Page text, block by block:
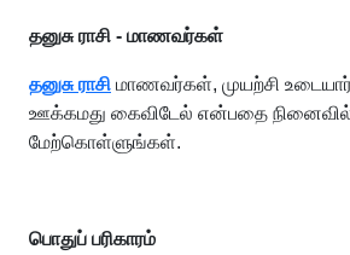
தனுசு ராசி - மாணவர்கள்
தனுசு ராசி மாணவர்கள், முயற்சி
ஊக்கமது கைவிடேல் என்பதை நினைவில்
மேற்கொள்ளுங்கள்.
பொதுப் பரிகாரம்